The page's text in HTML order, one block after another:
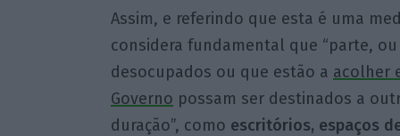
Assim, e referindo que esta é uma
considera fundamental que “parte,
desocupados ou que estão a acolher
Governo possam ser destinados a
duração”, como escritórios, espaços